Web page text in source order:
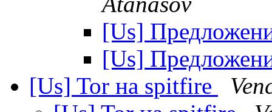
[Us]
[Us]
[Us] Tor на spitfire